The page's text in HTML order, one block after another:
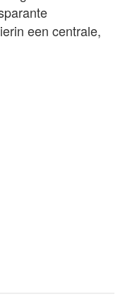
een centrale,